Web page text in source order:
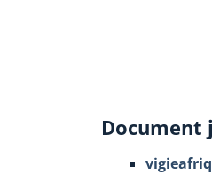
Document